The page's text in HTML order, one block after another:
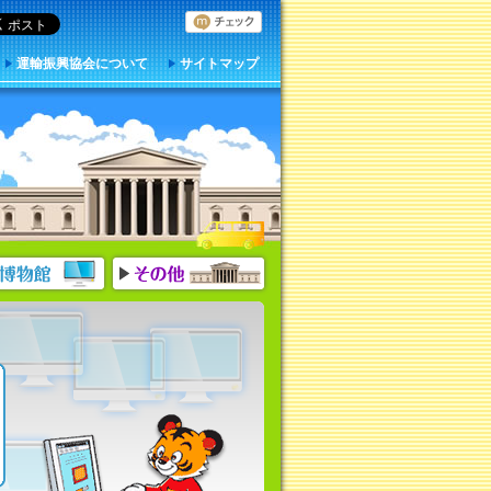
運輸振興協会について サイトマップ